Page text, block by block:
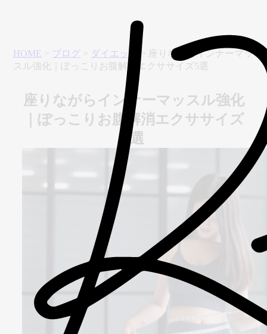
HOME > ブログ > ダイエット > 座りながらインナーマッ
スル強化｜ぽっこりお腹解消エクササイズ5選
座りながらインナーマッスル強化
｜ぽっこりお腹解消エクササイズ
5選